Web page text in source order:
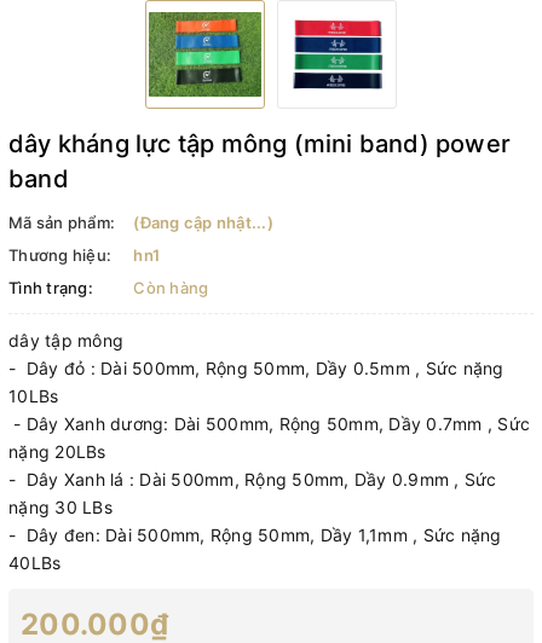
dây kháng lực tập mông (mini band) power
band
Mã sản phẩm:
(Đang cập nhật...)
Thương hiệu:
hn1
Tình trạng:
Còn hàng
dây tập mông
- Dây đỏ : Dài 500mm, Rộng 50mm, Dầy 0.5mm , Sức nặng
10LBs
- Dây Xanh dương: Dài 500mm, Rộng 50mm, Dầy 0.7mm , Sức
nặng 20LBs
- Dây Xanh lá : Dài 500mm, Rộng 50mm, Dầy 0.9mm , Sức
nặng 30 LBs
- Dây đen: Dài 500mm, Rộng 50mm, Dầy 1,1mm , Sức nặng
40LBs
200.000₫